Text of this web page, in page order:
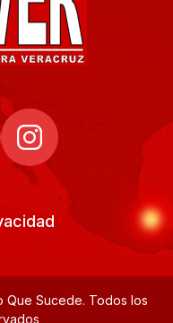
Que Sucede. Todos los